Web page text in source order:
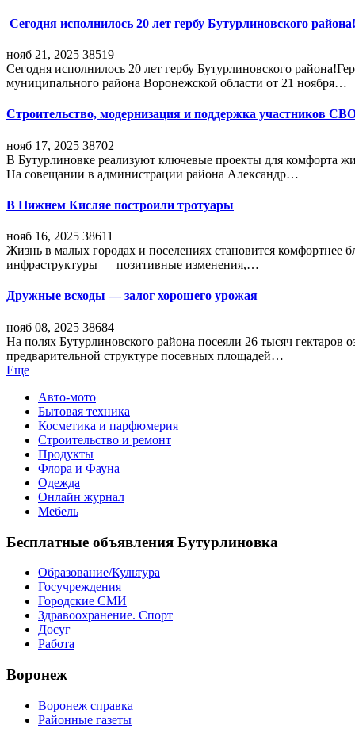
Сегодня исполнилось 20 лет гербу Бутурлиновского района!
нояб 21, 2025 38519
Сегодня исполнилось 20 лет гербу Бутурлиновского
муниципального района Воронежской области от 21 ноября…
Строительство, модернизация и поддержка участников
нояб 17, 2025 38702
В Бутурлиновке реализуют ключевые проекты для комфорта
На совещании в администрации района Александр…
В Нижнем Кисляе построили тротуары
нояб 16, 2025 38611
Жизнь в малых городах и поселениях становится комфортнее
инфраструктуры — позитивные изменения,…
Дружные всходы — залог хорошего урожая
нояб 08, 2025 38684
На полях Бутурлиновского района посеяли 26 тысяч
предварительной структуре посевных площадей…
Еще
Авто-мото
Бытовая техника
Косметика и парфюмерия
Строительство и ремонт
Продукты
Флора и Фауна
Одежда
Онлайн журнал
Мебель
Бесплатные объявления Бутурлиновка
Образование/Культура
Госучреждения
Городские СМИ
Здравоохранение. Спорт
Досуг
Работа
Воронеж
Воронеж справка
Районные газеты